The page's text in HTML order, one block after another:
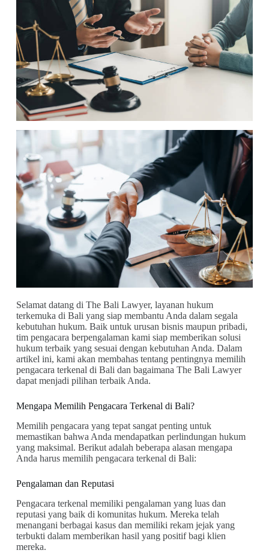
Selamat datang di The Bali Lawyer, layanan hukum
terkemuka di Bali yang siap membantu Anda dalam segala
kebutuhan hukum. Baik untuk urusan bisnis maupun pribadi,
tim pengacara berpengalaman kami siap memberikan solusi
hukum terbaik yang sesuai dengan kebutuhan Anda. Dalam
artikel ini, kami akan membahas tentang pentingnya memilih
pengacara terkenal di Bali dan bagaimana The Bali Lawyer
dapat menjadi pilihan terbaik Anda.
Mengapa Memilih Pengacara Terkenal di Bali?
Memilih pengacara yang tepat sangat penting untuk
memastikan bahwa Anda mendapatkan perlindungan hukum
yang maksimal. Berikut adalah beberapa alasan mengapa
Anda harus memilih pengacara terkenal di Bali:
Pengalaman dan Reputasi
Pengacara terkenal memiliki pengalaman yang luas dan
reputasi yang baik di komunitas hukum. Mereka telah
menangani berbagai kasus dan memiliki rekam jejak yang
terbukti dalam memberikan hasil yang positif bagi klien
mereka.